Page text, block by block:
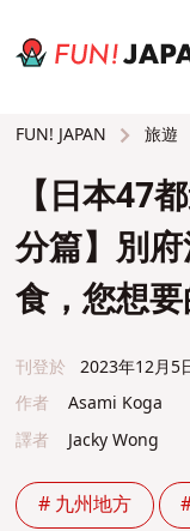
FUN! JAPAN 旅遊
【日本47
分篇】別
食，您想
刊登於
2023年12月5
作者
Asami Koga
譯者
Jacky Wong
# 九州地方